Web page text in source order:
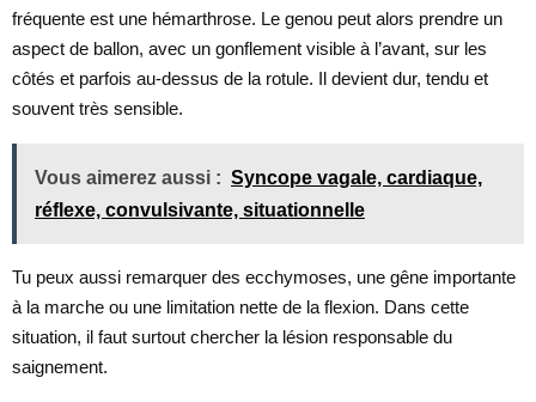
fréquente est une hémarthrose. Le genou peut alors prendre un
aspect de ballon, avec un gonflement visible à l’avant, sur les
côtés et parfois au-dessus de la rotule. Il devient dur, tendu et
souvent très sensible.
Vous aimerez aussi : Syncope vagale, cardiaque,
réflexe, convulsivante, situationnelle
Tu peux aussi remarquer des ecchymoses, une gêne importante
à la marche ou une limitation nette de la flexion. Dans cette
situation, il faut surtout chercher la lésion responsable du
saignement.